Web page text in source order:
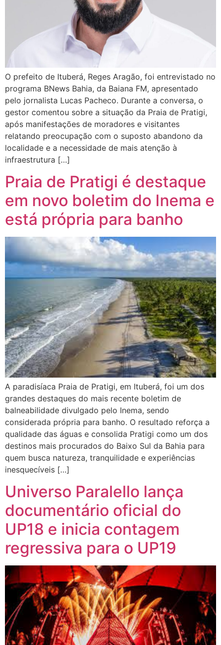
O prefeito de Ituberá, Reges Aragão, foi entrevistado no
programa BNews Bahia, da Baiana FM, apresentado
pelo jornalista Lucas Pacheco. Durante a conversa, o
gestor comentou sobre a situação da Praia de Pratigi,
após manifestações de moradores e visitantes
relatando preocupação com o suposto abandono da
localidade e a necessidade de mais atenção à
infraestrutura […]
Praia de Pratigi é destaque
em novo boletim do Inema e
está própria para banho
A paradisíaca Praia de Pratigi, em Ituberá, foi um dos
grandes destaques do mais recente boletim de
balneabilidade divulgado pelo Inema, sendo
considerada própria para banho. O resultado reforça a
qualidade das águas e consolida Pratigi como um dos
destinos mais procurados do Baixo Sul da Bahia para
quem busca natureza, tranquilidade e experiências
inesquecíveis […]
Universo Paralello lança
documentário oficial do
UP18 e inicia contagem
regressiva para o UP19